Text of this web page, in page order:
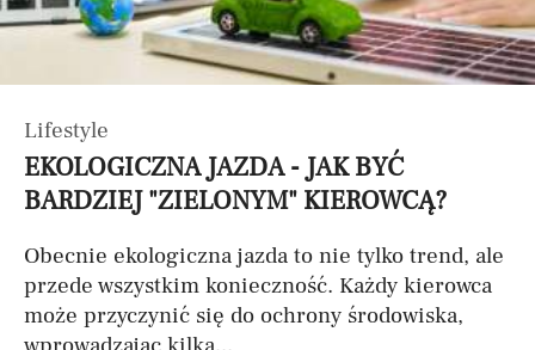
Lifestyle
EKOLOGICZNA JAZDA - JAK BYĆ
BARDZIEJ "ZIELONYM" KIEROWCĄ?
Obecnie ekologiczna jazda to nie tylko trend, ale
przede wszystkim konieczność. Każdy kierowca
może przyczynić się do ochrony środowiska,